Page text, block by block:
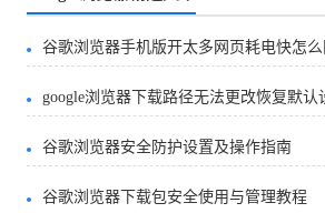
谷歌浏览器手机版开太多网页耗电快怎么
google浏览器下载路径无法更改恢复默认
谷歌浏览器安全防护设置及操作指南
谷歌浏览器下载包安全使用与管理教程